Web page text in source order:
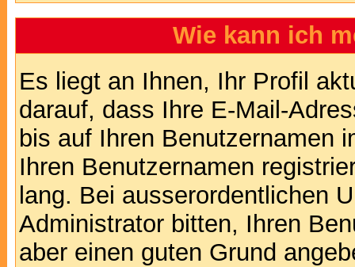
Wie kann ich
Es liegt an Ihnen, Ihr Profil
darauf, dass Ihre E-Mail-
bis auf Ihren Benutzernamen
Ihren Benutzernamen
lang. Bei ausserordentlichen
Administrator bitten, Ihren
aber einen guten Grund